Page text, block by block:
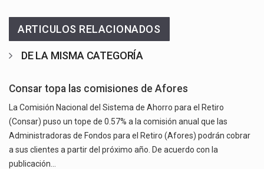
ARTICULOS RELACIONADOS
DE LA MISMA CATEGORÍA
Consar topa las comisiones de Afores
La Comisión Nacional del Sistema de Ahorro para el Retiro
(Consar) puso un tope de 0.57% a la comisión anual que las
Administradoras de Fondos para el Retiro (Afores) podrán cobrar
a sus clientes a partir del próximo año. De acuerdo con la
publicación…